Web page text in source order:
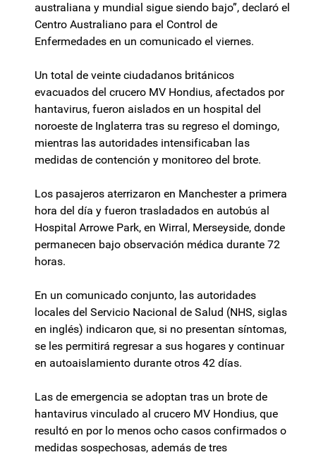
australiana y mundial sigue siendo bajo”, declaró el
Centro Australiano para el Control de
Enfermedades en un comunicado el viernes.
Un total de veinte ciudadanos británicos
evacuados del crucero MV Hondius, afectados por
hantavirus, fueron aislados en un hospital del
noroeste de Inglaterra tras su regreso el domingo,
mientras las autoridades intensificaban las
medidas de contención y monitoreo del brote.
Los pasajeros aterrizaron en Manchester a primera
hora del día y fueron trasladados en autobús al
Hospital Arrowe Park, en Wirral, Merseyside, donde
permanecen bajo observación médica durante 72
horas.
En un comunicado conjunto, las autoridades
locales del Servicio Nacional de Salud (NHS, siglas
en inglés) indicaron que, si no presentan síntomas,
se les permitirá regresar a sus hogares y continuar
en autoaislamiento durante otros 42 días.
Las de emergencia se adoptan tras un brote de
hantavirus vinculado al crucero MV Hondius, que
resultó en por lo menos ocho casos confirmados o
medidas sospechosas, además de tres